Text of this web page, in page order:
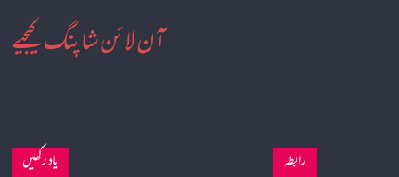
آن لائن شاپنگ کیجیے
یاد رکھیں رابطہ